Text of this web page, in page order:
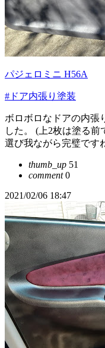
パジェロミニ H56A
#ドア内張り塗装
ボロボロなドアの内張
した。 (上2枚は塗る前
選び我ながら完璧です
thumb_up 51
comment0
2021/02/06 18:47